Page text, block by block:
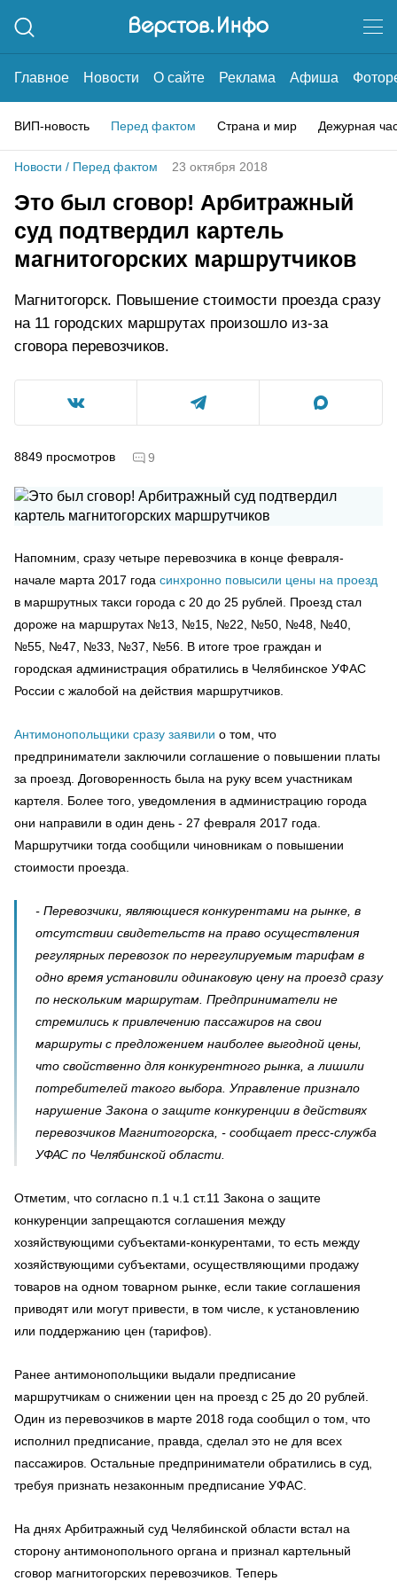
Главное Новости О сайте Реклама Афиша
ВИП-новость Перед фактом Страна и мир Дежурная
Новости / Перед фактом 23 октября 2018
Это был сговор! Арбитражный
суд подтвердил картель
магнитогорских маршрутчиков
Магнитогорск. Повышение стоимости проезда сразу
на 11 городских маршрутах произошло из-за
сговора перевозчиков.
8849 просмотров 9
Напомним, сразу четыре перевозчика в конце февраля-
начале марта 2017 года синхронно повысили цены на проезд
в маршрутных такси города с 20 до 25 рублей. Проезд стал
дороже на маршрутах №13, №15, №22, №50, №48, №40,
№55, №47, №33, №37, №56. В итоге трое граждан и
городская администрация обратились в Челябинское УФАС
России с жалобой на действия маршрутчиков.
Антимонопольщики сразу заявили о том, что
предприниматели заключили соглашение о повышении платы
за проезд. Договоренность была на руку всем участникам
картеля. Более того, уведомления в администрацию города
они направили в один день - 27 февраля 2017 года.
Маршрутчики тогда сообщили чиновникам о повышении
стоимости проезда.
- Перевозчики, являющиеся конкурентами на рынке, в
отсутствии свидетельств на право осуществления
регулярных перевозок по нерегулируемым тарифам в
одно время установили одинаковую цену на проезд сразу
по нескольким маршрутам. Предприниматели не
стремились к привлечению пассажиров на свои
маршруты с предложением наиболее выгодной цены,
что свойственно для конкурентного рынка, а лишили
потребителей такого выбора. Управление признало
нарушение Закона о защите конкуренции в действиях
перевозчиков Магнитогорска, - сообщает пресс-служба
УФАС по Челябинской области.
Отметим, что согласно п.1 ч.1 ст.11 Закона о защите
конкуренции запрещаются соглашения между
хозяйствующими субъектами-конкурентами, то есть между
хозяйствующими субъектами, осуществляющими продажу
товаров на одном товарном рынке, если такие соглашения
приводят или могут привести, в том числе, к установлению
или поддержанию цен (тарифов).
Ранее антимонопольщики выдали предписание
маршрутчикам о снижении цен на проезд с 25 до 20 рублей.
Один из перевозчиков в марте 2018 года сообщил о том, что
исполнил предписание, правда, сделал это не для всех
пассажиров. Остальные предприниматели обратились в суд,
требуя признать незаконным предписание УФАС.
На днях Арбитражный суд Челябинской области встал на
сторону антимонопольного органа и признал картельный
сговор магнитогорских перевозчиков. Теперь